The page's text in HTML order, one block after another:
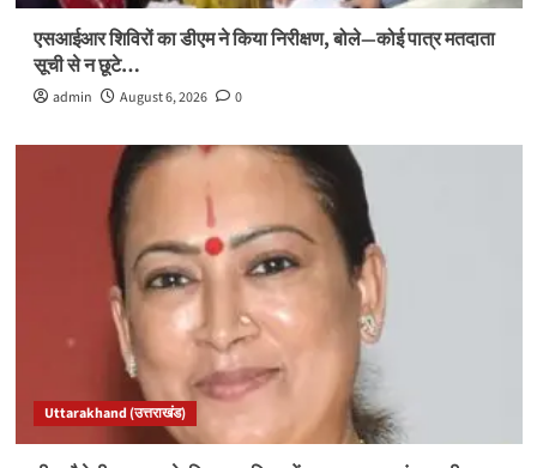
एसआईआर शिविरों का डीएम ने किया निरीक्षण, बोले—कोई पात्र मतदाता
सूची से न छूटे…
admin August 6, 2026 0
Uttarakhand (उत्तराखंड)